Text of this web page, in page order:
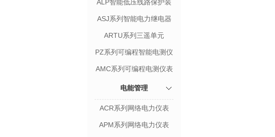
ALP智能低压线路保护装
置
ASJ系列智能电力继电器
ARTU系列三遥单元
PZ系列可编程智能电测仪
表
AMC系列可编程电测仪表
电能管理
ACR系列网络电力仪表
APM系列网络电力仪表